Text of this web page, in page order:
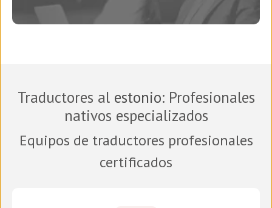
Traductores al estonio: Profesionales
nativos especializados
Equipos de traductores profesionales
certificados